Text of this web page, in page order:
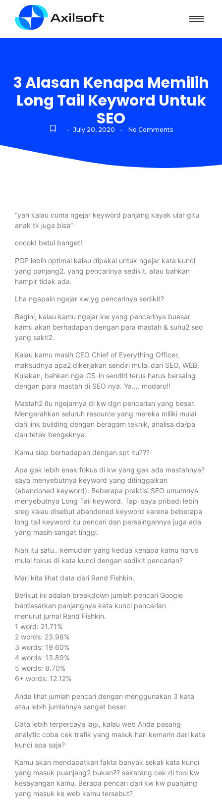
3 Alasan Kenapa Memilih
Long Tail Keyword Untuk
SEO
- July 20, 2020 - No Comments
“yah kalau cuma ngejar keyword panjang kayak ular gitu
anak tk juga bisa”
cocok! betul banget!
PGP lebih optimal kalau dipakai untuk ngejar kata kunci
yang panjang2. yang pencarinya sedikit, atau bahkan
hampir tidak ada.
Lha ngapain ngejar kw yg pencarinya sedikit?
Begini, kalau kamu ngejar kw yang pencarinya buesar
kamu akan berhadapan dengan para mastah & suhu2 seo
yang sakti2.
Kalau kamu masih CEO Chief of Everything Officer,
maksudnya apa2 dikerjakan sendiri mulai dari SEO, WEB,
Kulakan, bahkan nge-CS-in sendiri terus harus bersaing
dengan para mastah di SEO nya. Ya…. modaro!!
Mastah2 itu ngejarnya di kw dgn pencarian yang besar.
Mengerahkan seluruh resource yang mereka miliki mulai
dari link building dengan beragam teknik, analisa da/pa
dan tetek bengeknya.
Kamu siap berhadapan dengan spt itu???
Apa gak lebih enak fokus di kw yang gak ada mastahnya?
saya menyebutnya keyword yang ditinggalkan
(abandoned keyword). Beberapa praktisi SEO umumnya
menyebutnya Long Tail keyword. Tapi saya pribadi lebih
sreg kalau disebut abandoned keyword karena beberapa
long tail keyword itu pencari dan persaingannya juga ada
yang masih sangat tinggi.
Nah itu satu.. kemudian yang kedua kenapa kamu harus
mulai fokus di kata kunci dengan sedikit pencarian?
Mari kita lihat data dari Rand Fishkin.
Berikut ini adalah breakdown jumlah pencari Google
berdasarkan panjangnya kata kunci pencarian
menurut jurnal Rand Fishkin.
1 word: 21.71%
2 words: 23.98%
3 words: 19.60%
4 words: 13.89%
5 words: 8.70%
6+ words: 12.12%
Anda lihat jumlah pencari dengan menggunakan 3 kata
atau lebih jumlahnya sangat besar.
Data lebih terpercaya lagi, kalau web Anda pasang
analytic coba cek trafik yang masuk hari kemarin dari kata
kunci apa saja?
Kamu akan mendapatkan fakta banyak sekali kata kunci
yang masuk puanjang2 bukan?? sekarang cek di tool kw
kesayangan kamu. Berapa pencari dari kw kw puanjang
yang masuk ke web kamu tersebut?